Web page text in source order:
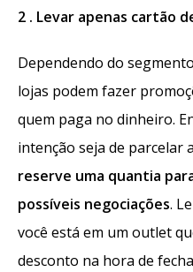
2 . Levar apenas cartão
Dependendo do
lojas podem fazer
quem paga no dinheiro.
intenção seja de parcelar
reserve uma quantia
possíveis negociações.
você está em um outlet
desconto na hora de